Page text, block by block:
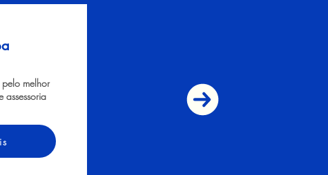
melhor
assessoria